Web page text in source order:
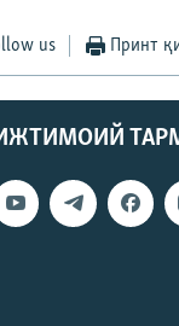
us Принт